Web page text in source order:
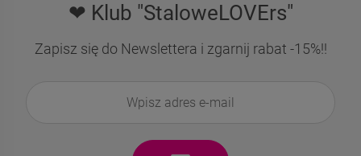
❤ Klub "StaloweLOVErs"
Zapisz się do Newslettera i zgarnij rabat -15%!!